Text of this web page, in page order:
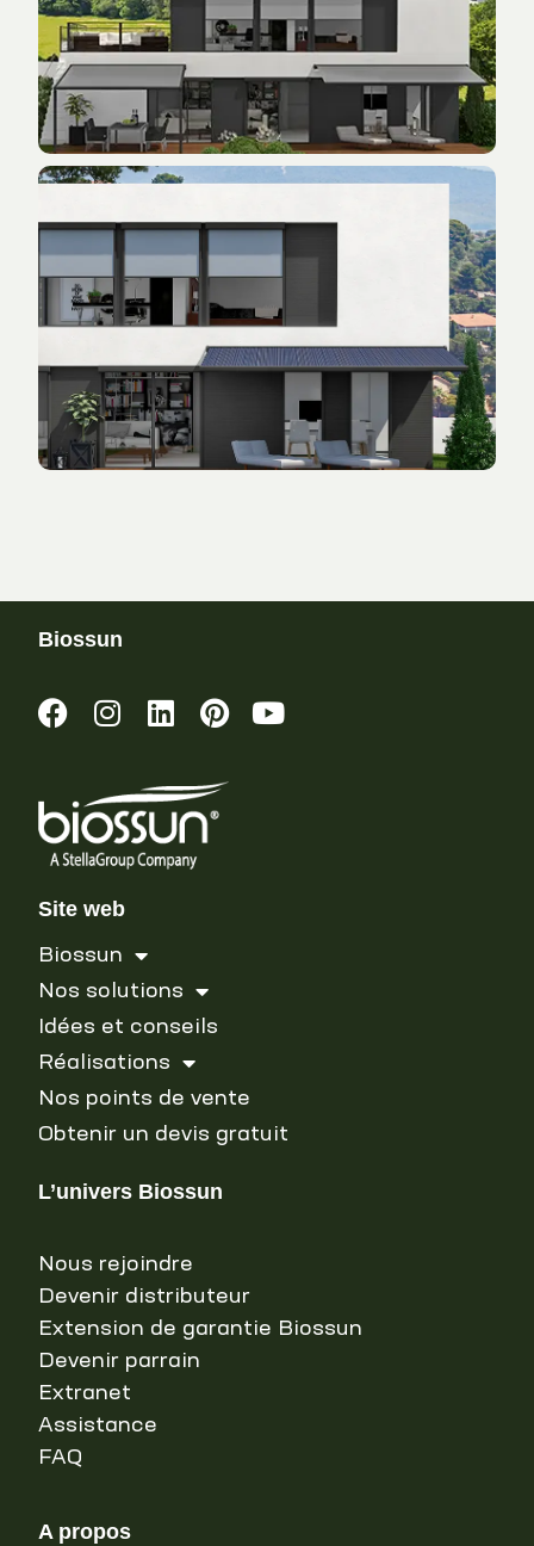
Biossun
Site web
Biossun
Nos solutions
Idées et conseils
Réalisations
Nos points de vente
Obtenir un devis gratuit
L’univers Biossun
Nous rejoindre
Devenir distributeur
Extension de garantie Biossun
Devenir parrain
Extranet
Assistance
FAQ
A propos